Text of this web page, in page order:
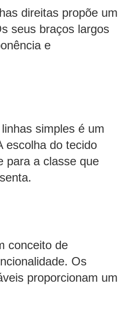
direitas propõe um
seus braços largos
e
simples é um
escolha do tecido
para a classe que
conceito de
Os
proporcionam um